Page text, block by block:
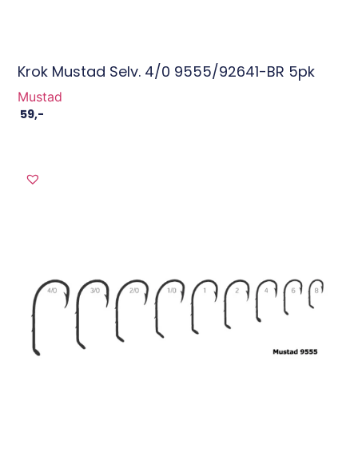
Krok Mustad Selv. 4/0 9555/92641-BR 5pk
Mustad
59,-